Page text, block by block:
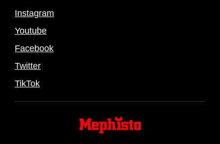
Instagram
Youtube
Facebook
Twitter
TikTok